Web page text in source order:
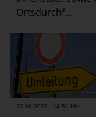
Ortsdurchf...
12.06.2025 - 14:51 Uhr